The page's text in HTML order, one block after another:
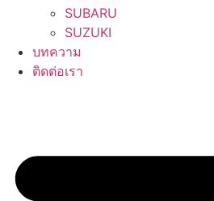
SUBARU
SUZUKI
บทความ
ติดต่อเรา